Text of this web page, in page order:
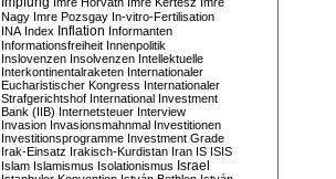
Nagy Imre Pozsgay In-vitro-Fertilisation
INA Index Inflation Informanten
Informationsfreiheit Innenpolitik
Inslovenzen Insolvenzen Intellektuelle
Interkontinentalraketen Internationaler
Eucharistischer Kongress Internationaler
Strafgerichtshof International Investment
Bank (IIB) Internetsteuer Interview
Invasion Invasionsmahnmal Investitionen
Investitionsprogramme Investment Grade
Irak-Einsatz Irakisch-Kurdistan Iran IS ISIS
Islam Islamismus Isolationismus Israel